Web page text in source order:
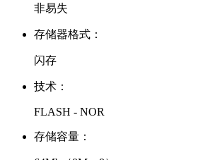
非易失
存储器格式：
闪存
技术：
FLASH - NOR
存储容量：